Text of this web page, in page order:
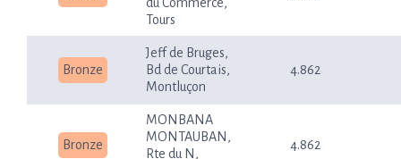
du Commerce,
Tours
Bronze
Jeff de Bruges,
Bd de Courtais,
Montluçon
4.862
Bronze
MONBANA
MONTAUBAN,
Rte du N,
4.862